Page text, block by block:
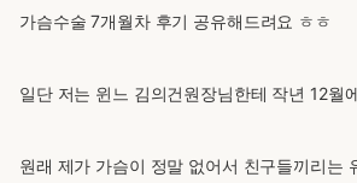
가슴수술 7개월차 후기 공유해드려요 ㅎㅎ
일단 저는 윈느 김의건원장님한테 작년 12월
원래 제가 가슴이 정말 없어서 친구들끼리는